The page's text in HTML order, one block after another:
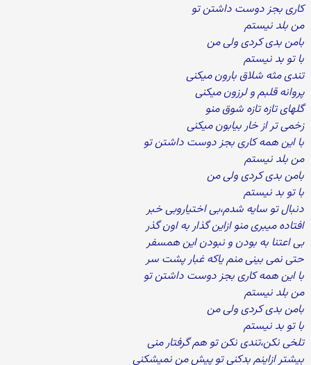
کاری بجز دوست داشتن تو
من بلد نیستم
بامن بدی کردی ولی من
با تو بد نیستم
تندی مثه شلاق بارون میکنی
پروانه قلبم و لرزون میکنی
گلهای تازه تازه شوق منو
زخمی تر از خار بیابون میکنی
با این همه کاری بجز دوست داشتن تو
من بلد نیستم
بامن بدی کردی ولی من
با تو بد نیستم
دنبال تو سایه شدم،بی اختیاروبی خبر
افتاده میبری منو ازاین گذار به اون گذر
بی اعتنا به بودن و نبودن این همسفر
حتی نمی بینی منم یاکه غبار پشت سر
با این همه کاری بجز دوست داشتن تو
من بلد نیستم
بامن بدی کردی ولی من
با تو بد نیستم
تلخی نکن،تندی نکن تو هم گرفتار منی
بیشتر ازاینم بدکنی تو پیش من نمیشکنی